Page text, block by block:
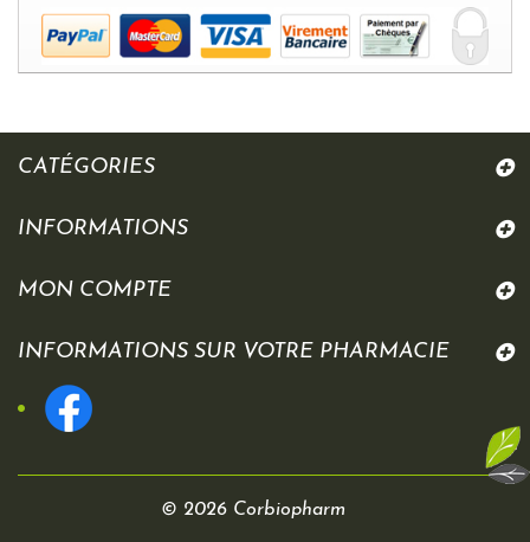
CATÉGORIES
INFORMATIONS
© 2026 Corbiopharm
MON COMPTE
INFORMATIONS SUR VOTRE PHARMACIE